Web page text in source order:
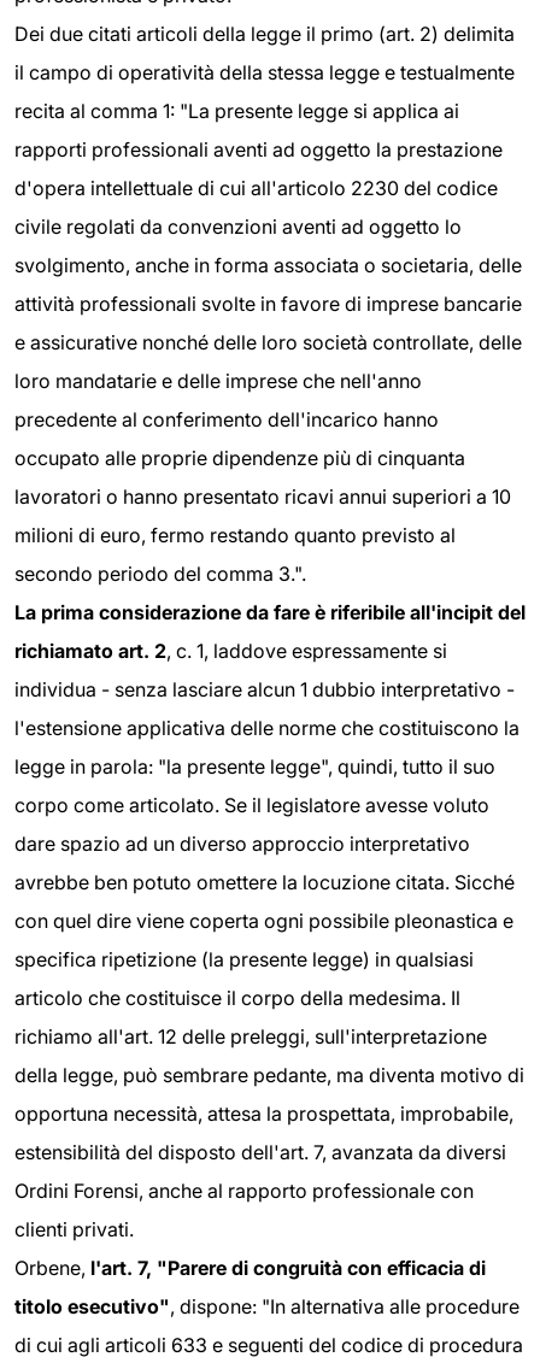
Dei due citati articoli della legge il primo (art. 2) delimita
il campo di operatività della stessa legge e testualmente
recita al comma 1: "La presente legge si applica ai
rapporti professionali aventi ad oggetto la prestazione
d'opera intellettuale di cui all'articolo 2230 del codice
civile regolati da convenzioni aventi ad oggetto lo
svolgimento, anche in forma associata o societaria, delle
attività professionali svolte in favore di imprese bancarie
e assicurative nonché delle loro società controllate, delle
loro mandatarie e delle imprese che nell'anno
precedente al conferimento dell'incarico hanno
occupato alle proprie dipendenze più di cinquanta
lavoratori o hanno presentato ricavi annui superiori a 10
milioni di euro, fermo restando quanto previsto al
secondo periodo del comma 3.".
La prima considerazione da fare è riferibile all'incipit del
richiamato art. 2, c. 1, laddove espressamente si
individua - senza lasciare alcun 1 dubbio interpretativo -
l'estensione applicativa delle norme che costituiscono la
legge in parola: "la presente legge", quindi, tutto il suo
corpo come articolato. Se il legislatore avesse voluto
dare spazio ad un diverso approccio interpretativo
avrebbe ben potuto omettere la locuzione citata. Sicché
con quel dire viene coperta ogni possibile pleonastica e
specifica ripetizione (la presente legge) in qualsiasi
articolo che costituisce il corpo della medesima. Il
richiamo all'art. 12 delle preleggi, sull'interpretazione
della legge, può sembrare pedante, ma diventa motivo di
opportuna necessità, attesa la prospettata, improbabile,
estensibilità del disposto dell'art. 7, avanzata da diversi
Ordini Forensi, anche al rapporto professionale con
clienti privati.
Orbene, l'art. 7, "Parere di congruità con efficacia di
titolo esecutivo", dispone: "In alternativa alle procedure
di cui agli articoli 633 e seguenti del codice di procedura